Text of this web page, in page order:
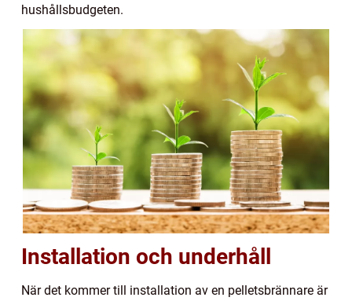
hushållsbudgeten.
Installation och underhåll
När det kommer till installation av en pelletsbrännare är